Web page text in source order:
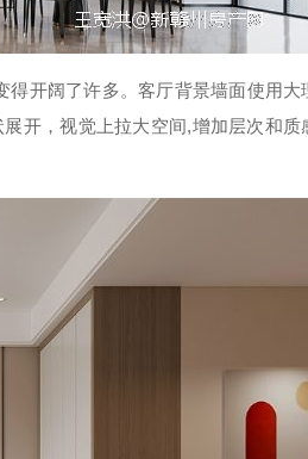
开阔了许多。客厅背景墙面使用大
开，视觉上拉大空间,增加层次和质